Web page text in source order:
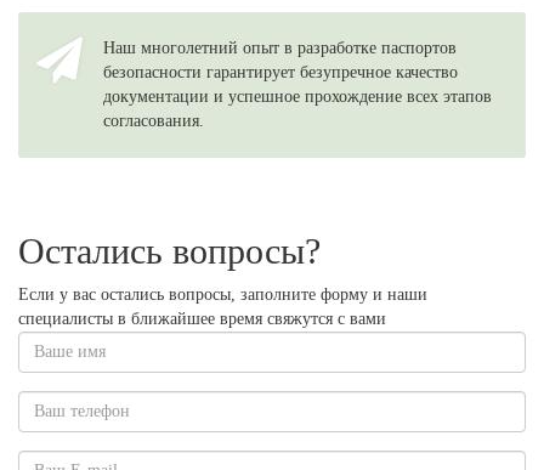
Наш многолетний опыт в разработке паспортов
безопасности гарантирует безупречное качество
документации и успешное прохождение всех этапов
согласования.
Остались вопросы?
Если у вас остались вопросы, заполните форму и наши
специалисты в ближайшее время свяжутся с вами